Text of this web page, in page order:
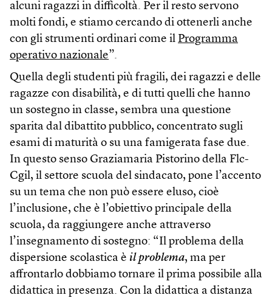
alcuni ragazzi in difficoltà. Per il resto servono
molti fondi, e stiamo cercando di ottenerli anche
con gli strumenti ordinari come il Programma
operativo nazionale”.
Quella degli studenti più fragili, dei ragazzi e delle
ragazze con disabilità, e di tutti quelli che hanno
un sostegno in classe, sembra una questione
sparita dal dibattito pubblico, concentrato sugli
esami di maturità o su una famigerata fase due.
In questo senso Graziamaria Pistorino della Flc-
Cgil, il settore scuola del sindacato, pone l’accento
su un tema che non può essere eluso, cioè
l’inclusione, che è l’obiettivo principale della
scuola, da raggiungere anche attraverso
l’insegnamento di sostegno: “Il problema della
dispersione scolastica è il problema, ma per
affrontarlo dobbiamo tornare il prima possibile alla
didattica in presenza. Con la didattica a distanza